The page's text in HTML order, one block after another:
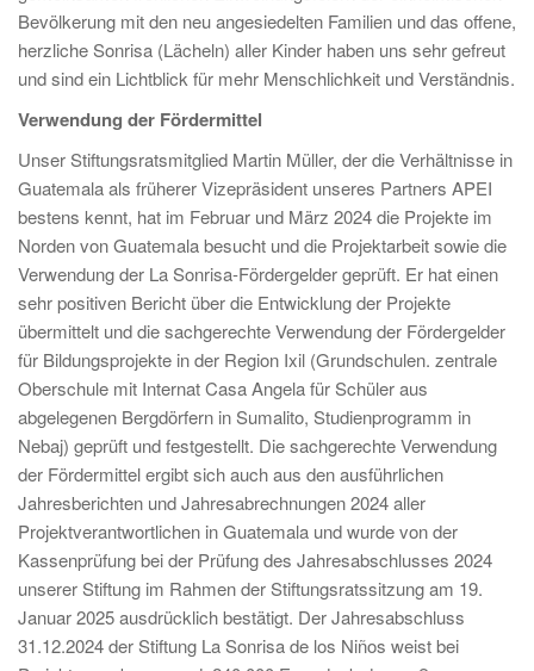
Bevölkerung mit den neu angesiedelten Familien und das offene,
herzliche Sonrisa (Lächeln) aller Kinder haben uns sehr gefreut
und sind ein Lichtblick für mehr Menschlichkeit und Verständnis.
Verwendung der Fördermittel
Unser Stiftungsratsmitglied Martin Müller, der die Verhältnisse in
Guatemala als früherer Vizepräsident unseres Partners APEI
bestens kennt, hat im Februar und März 2024 die Projekte im
Norden von Guatemala besucht und die Projektarbeit sowie die
Verwendung der La Sonrisa-Fördergelder geprüft. Er hat einen
sehr positiven Bericht über die Entwicklung der Projekte
übermittelt und die sachgerechte Verwendung der Fördergelder
für Bildungsprojekte in der Region Ixil (Grundschulen. zentrale
Oberschule mit Internat Casa Angela für Schüler aus
abgelegenen Bergdörfern in Sumalito, Studienprogramm in
Nebaj) geprüft und festgestellt. Die sachgerechte Verwendung
der Fördermittel ergibt sich auch aus den ausführlichen
Jahresberichten und Jahresabrechnungen 2024 aller
Projektverantwortlichen in Guatemala und wurde von der
Kassenprüfung bei der Prüfung des Jahresabschlusses 2024
unserer Stiftung im Rahmen der Stiftungsratssitzung am 19.
Januar 2025 ausdrücklich bestätigt. Der Jahresabschluss
31.12.2024 der Stiftung La Sonrisa de los Niños weist bei